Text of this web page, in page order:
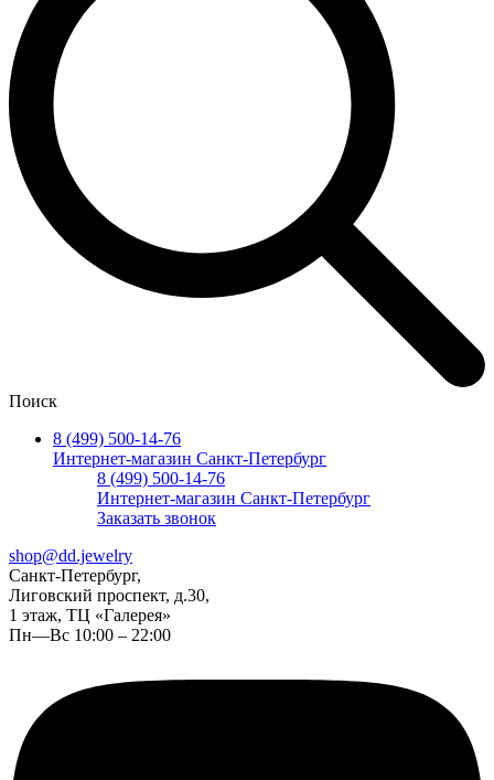
Поиск
8 (499) 500-14-76
Интернет-магазин Санкт-Петербург
8 (499) 500-14-76
Интернет-магазин Санкт-Петербург
Заказать звонок
shop@dd.jewelry
Санкт-Петербург,
Лиговский проспект, д.30,
1 этаж, ТЦ «Галерея»
Пн—Вс 10:00 – 22:00